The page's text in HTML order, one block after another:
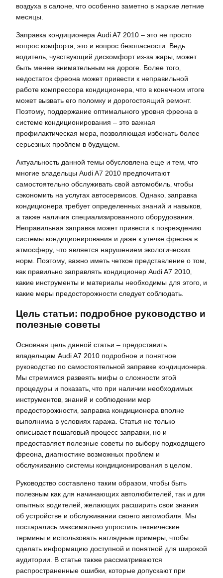
воздуха в салоне‚ что особенно заметно в жаркие летние
месяцы.
Заправка кондиционера Audi A7 2010 – это не просто
вопрос комфорта‚ это и вопрос безопасности. Ведь
водитель‚ чувствующий дискомфорт из-за жары‚ может
быть менее внимательным на дороге. Более того‚
недостаток фреона может привести к неправильной
работе компрессора кондиционера‚ что в конечном итоге
может вызвать его поломку и дорогостоящий ремонт.
Поэтому‚ поддержание оптимального уровня фреона в
системе кондиционирования – это важная
профилактическая мера‚ позволяющая избежать более
серьезных проблем в будущем.
Актуальность данной темы обусловлена еще и тем‚ что
многие владельцы Audi A7 2010 предпочитают
самостоятельно обслуживать свой автомобиль‚ чтобы
сэкономить на услугах автосервисов. Однако‚ заправка
кондиционера требует определенных знаний и навыков‚
а также наличия специализированного оборудования.
Неправильная заправка может привести к повреждению
системы кондиционирования и даже к утечке фреона в
атмосферу‚ что является нарушением экологических
норм. Поэтому‚ важно иметь четкое представление о том‚
как правильно заправлять кондиционер Audi A7 2010‚
какие инструменты и материалы необходимы для этого‚ и
какие меры предосторожности следует соблюдать.
Цель статьи: подробное руководство и
полезные советы
Основная цель данной статьи – предоставить
владельцам Audi A7 2010 подробное и понятное
руководство по самостоятельной заправке кондиционера.
Мы стремимся развеять мифы о сложности этой
процедуры и показать‚ что при наличии необходимых
инструментов‚ знаний и соблюдении мер
предосторожности‚ заправка кондиционера вполне
выполнима в условиях гаража. Статья не только
описывает пошаговый процесс заправки‚ но и
предоставляет полезные советы по выбору подходящего
фреона‚ диагностике возможных проблем и
обслуживанию системы кондиционирования в целом.
Руководство составлено таким образом‚ чтобы быть
полезным как для начинающих автолюбителей‚ так и для
опытных водителей‚ желающих расширить свои знания
об устройстве и обслуживании своего автомобиля. Мы
постарались максимально упростить технические
термины и использовать наглядные примеры‚ чтобы
сделать информацию доступной и понятной для широкой
аудитории. В статье также рассматриваются
распространенные ошибки‚ которые допускают при